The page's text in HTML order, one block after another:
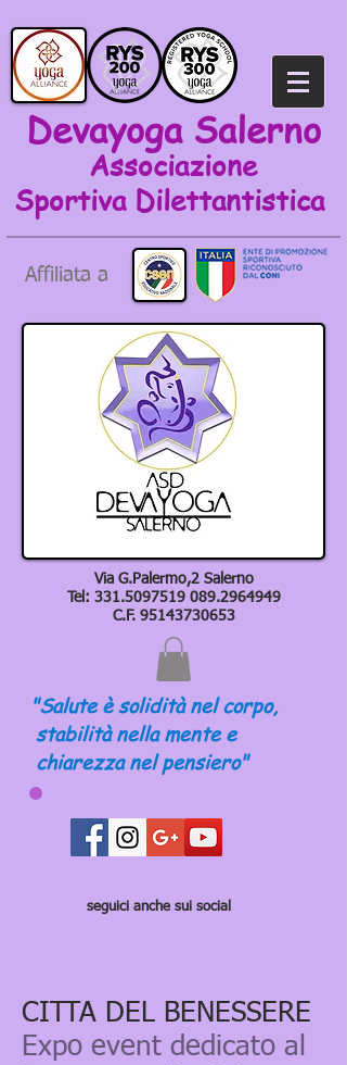
Devayoga Salerno
Associazione
Sportiva Dilettantistica
Affiliata a
Via G.Palermo,2 Salerno
Tel: 331.5097519 089.2964949
C.F. 95143730653
"Salute è solidità nel corpo,
stabilità nella mente e
chiarezza nel pensiero"
seguici anche sui social
CITTA DEL BENESSERE
Expo event dedicato al